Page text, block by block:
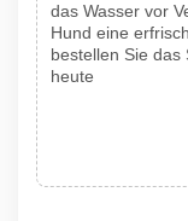
das Wasser vor
Hund eine
bestellen Sie das
heute